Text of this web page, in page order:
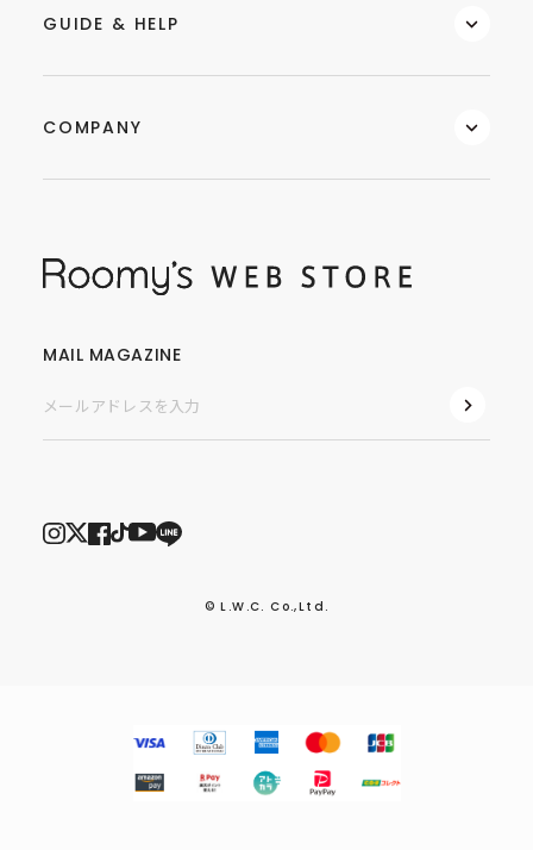
GUIDE & HELP
COMPANY
MAIL MAGAZINE
© L.W.C. Co.,Ltd.